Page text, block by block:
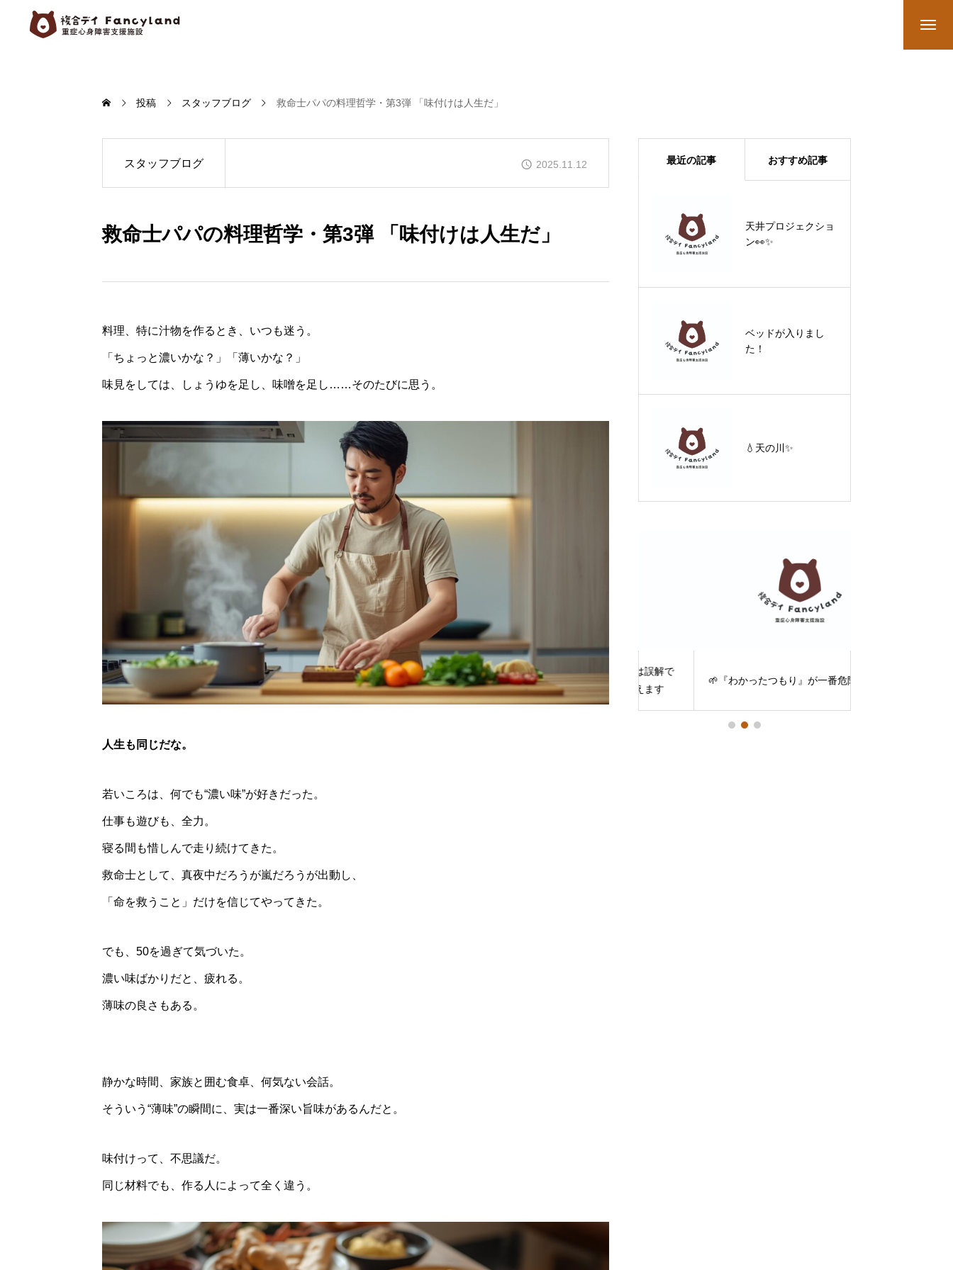
投稿 スタッフブログ 救命士パパの料理哲学・第3弾 「味付けは人生だ」
スタッフブログ 2025.11.12
救命士パパの料理哲学・第3弾 「味付けは人生だ」
料理、特に汁物を作るとき、いつも迷う。
「ちょっと濃いかな？」「薄いかな？」
味見をしては、しょうゆを足し、味噌を足し……そのたびに思う。
人生も同じだな。
若いころは、何でも“濃い味”が好きだった。
仕事も遊びも、全力。
寝る間も惜しんで走り続けてきた。
救命士として、真夜中だろうが嵐だろうが出動し、
「命を救うこと」だけを信じてやってきた。
でも、50を過ぎて気づいた。
濃い味ばかりだと、疲れる。
薄味の良さもある。
静かな時間、家族と囲む食卓、何気ない会話。
そういう“薄味”の瞬間に、実は一番深い旨味があるんだと。
味付けって、不思議だ。
同じ材料でも、作る人によって全く違う。
最近の記事 おすすめ記事
天井プロジェクショ
ン👀✨
ベッドが入りまし
た！
💧天の川✨
かな？」と感じたら
読んでほしい話
由、冬にグレーを着
たくなる理由
られず、大人は起き
「救急隊が全部決めてくれる」は誤解で
す。現場で起きていること、教えます
🌱『わかったつもり』が一番危険！